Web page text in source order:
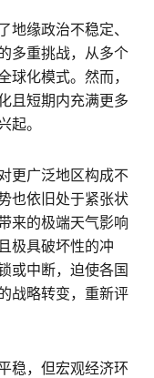
地缘政治不稳定、
多重挑战，从多个
球化模式。然而，
且短期内充满更多
起。
更广泛地区构成不
也依旧处于紧张状
来的极端天气影响
极具破坏性的冲
或中断，迫使各国
战略转变，重新评
稳，但宏观经济环